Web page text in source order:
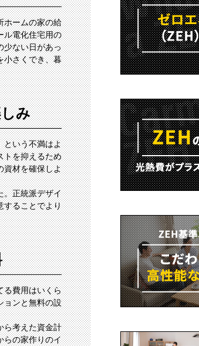
ホームの家の給
ル電化住宅用の
少ない日があっ
小さくでき、暮
み
という不満はよ
トを抑えるため
資材を確保しよ
。正統派デザイ
することでより
る費用はいくら
ョンと無料の設
ら考えた資金計
らの家作りのイ